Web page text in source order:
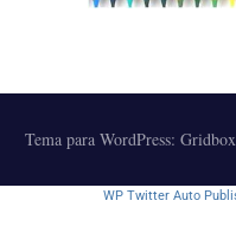
Tema para WordPress:
WP Twitter Auto